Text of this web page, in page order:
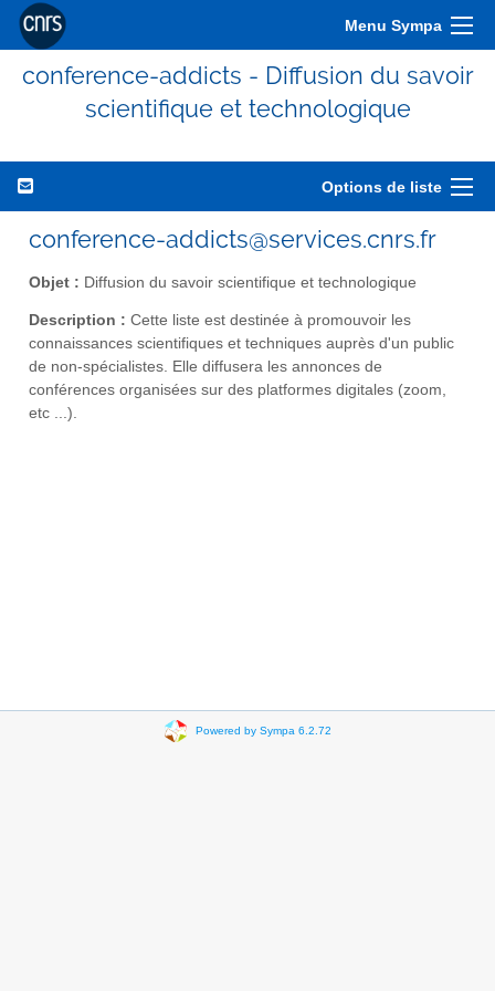
Menu Sympa
conference-addicts - Diffusion du savoir
scientifique et technologique
Options de liste
conference-addicts@services.cnrs.fr
Objet : Diffusion du savoir scientifique et technologique
Description : Cette liste est destinée à promouvoir les
connaissances scientifiques et techniques auprès d'un public
de non-spécialistes. Elle diffusera les annonces de
conférences organisées sur des platformes digitales (zoom,
etc ...).
Powered by Sympa 6.2.72